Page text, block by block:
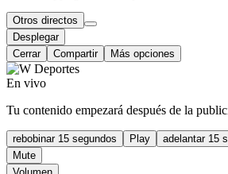
Otros directos
Desplegar
Cerrar
Compartir Más opciones
En vivo
Tu contenido empezará después de la
rebobinar 15 segundos Play
adelantar 15
Mute